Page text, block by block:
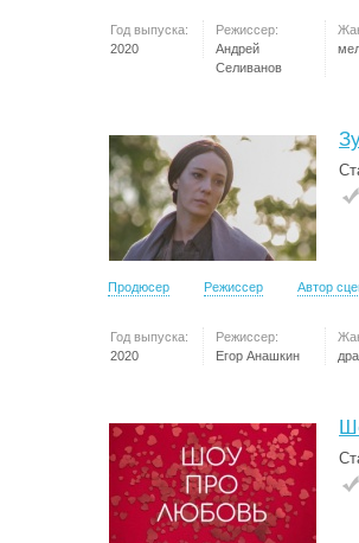
Год выпуска:
2020
Режиссер:
Андрей
Селиванов
Продюсер Режиссер Автор
Год выпуска:
2020
Режиссер:
Егор Анашкин